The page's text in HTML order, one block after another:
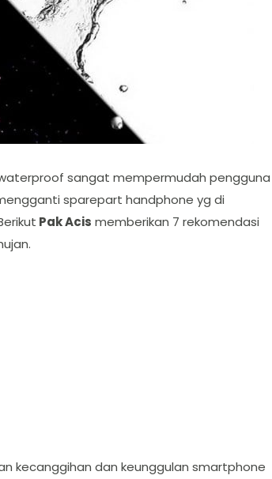
sangat mempermudah pengguna
sparepart handphone yg di
Pak Acis memberikan 7 rekomendasi
kecanggihan dan keunggulan smartphone